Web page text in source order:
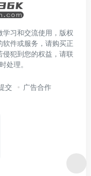
习和交流使用，版权
件或服务，请购买正
犯到您的权益，请联
处理。
交 广告合作